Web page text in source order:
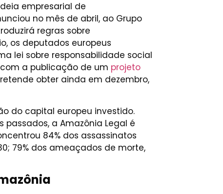
empresarial de
no mês de abril, ao Grupo
regras sobre
os deputados europeus
lei sobre responsabilidade social
a publicação de um projeto
obter ainda em dezembro,
do capital europeu investido.
a Amazônia Legal é
84% dos assassinatos
79% dos ameaçados de morte,